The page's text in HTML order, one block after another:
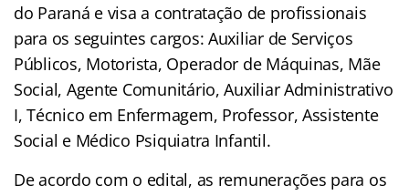
do Paraná e visa a contratação de profissionais
para os seguintes cargos: Auxiliar de Serviços
Públicos, Motorista, Operador de Máquinas, Mãe
Social, Agente Comunitário, Auxiliar Administrativo
I, Técnico em Enfermagem, Professor, Assistente
Social e Médico Psiquiatra Infantil.
De acordo com o edital, as remunerações para os